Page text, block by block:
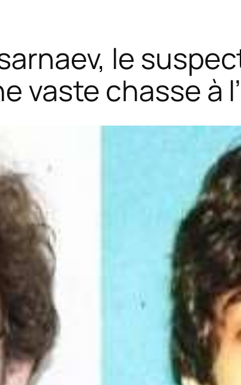
le
vaste chasse à